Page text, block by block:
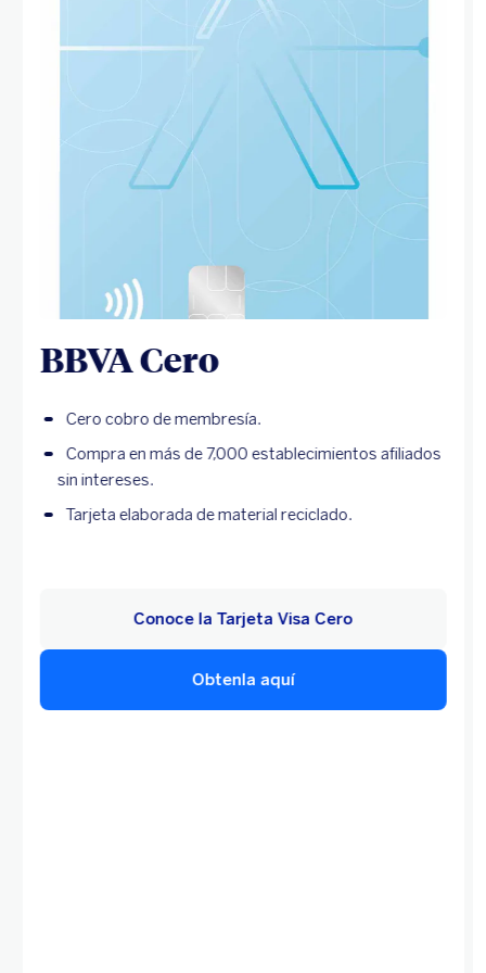
BBVA Cero
Cero cobro de membresía.
Compra en más de 7,000 establecimientos afiliados
sin intereses.
Tarjeta elaborada de material reciclado.
Obtenla aquí
Conoce la Tarjeta Visa Cero